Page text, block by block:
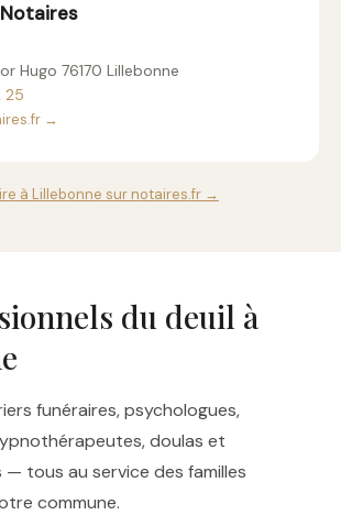
Hugo 76170 Lillebonne
25
→
à Lillebonne sur notaires.fr →
du deuil à
funéraires, psychologues,
doulas et
tous au service des familles
commune.